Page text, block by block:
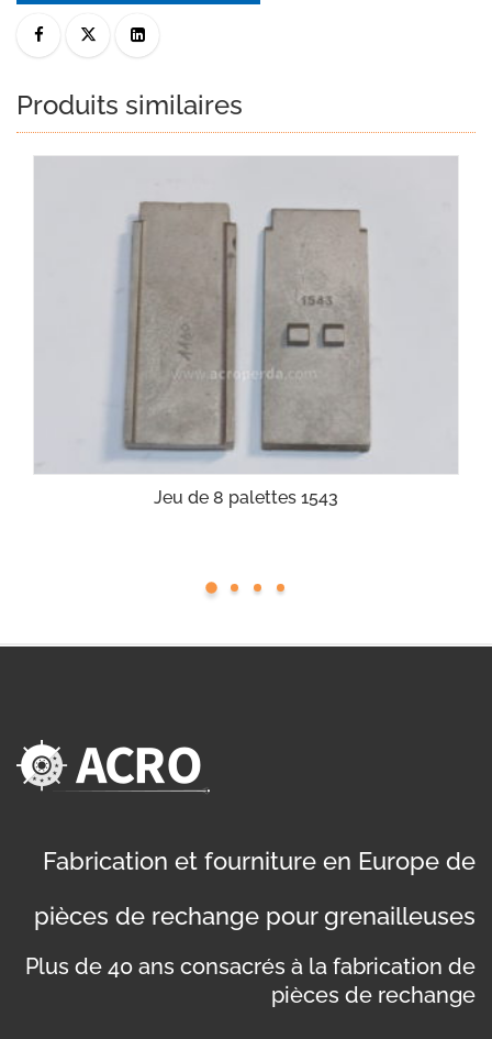
Produits similaires
Jeu de 8 palettes 1543
Fabrication et fourniture en Europe de
pièces de rechange pour grenailleuses
Plus de 40 ans consacrés à la fabrication de
pièces de rechange